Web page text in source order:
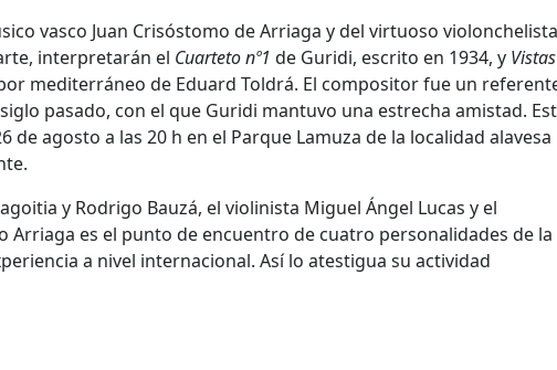
vasco Juan Crisóstomo de Arriaga y del virtuoso violonchelista
interpretarán el Cuarteto nº1 de Guridi, escrito en 1934, y Vistas
mediterráneo de Eduard Toldrá. El compositor fue un
pasado, con el que Guridi mantuvo una estrecha amistad.
agosto a las 20 h en el Parque Lamuza de la localidad alavesa
y Rodrigo Bauzá, el violinista Miguel Ángel Lucas y el
Arriaga es el punto de encuentro de cuatro personalidades de la
a nivel internacional. Así lo atestigua su actividad